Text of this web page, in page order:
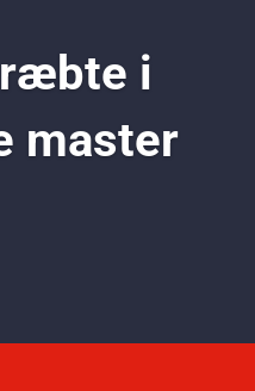
i
master